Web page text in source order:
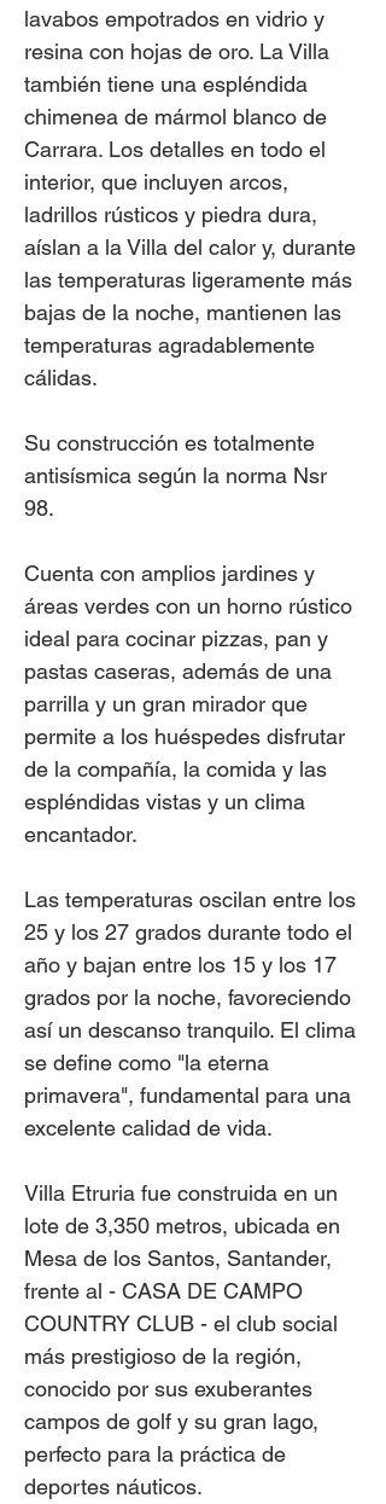
lavabos empotrados en vidrio y
resina con hojas de oro. La Villa
también tiene una espléndida
chimenea de mármol blanco de
Carrara. Los detalles en todo el
interior, que incluyen arcos,
ladrillos rústicos y piedra dura,
aíslan a la Villa del calor y, durante
las temperaturas ligeramente más
bajas de la noche, mantienen las
temperaturas agradablemente
cálidas.
Su construcción es totalmente
antisísmica según la norma Nsr
98.
Cuenta con amplios jardines y
áreas verdes con un horno rústico
ideal para cocinar pizzas, pan y
pastas caseras, además de una
parrilla y un gran mirador que
permite a los huéspedes disfrutar
de la compañía, la comida y las
espléndidas vistas y un clima
encantador.
Las temperaturas oscilan entre los
25 y los 27 grados durante todo el
año y bajan entre los 15 y los 17
grados por la noche, favoreciendo
así un descanso tranquilo. El clima
se define como "la eterna
primavera", fundamental para una
excelente calidad de vida.
Villa Etruria fue construida en un
lote de 3,350 metros, ubicada en
Mesa de los Santos, Santander,
frente al - CASA DE CAMPO
COUNTRY CLUB - el club social
más prestigioso de la región,
conocido por sus exuberantes
campos de golf y su gran lago,
perfecto para la práctica de
deportes náuticos.